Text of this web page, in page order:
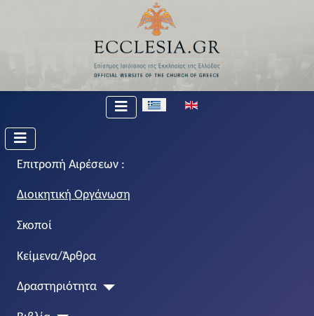
Επιλέξτε τη γλώσσα σας
Επιτροπή Αιρέσεων :
Διοικητική Οργάνωση
Σκοποί
Κείμενα/Άρθρα
Δραστηριότητα